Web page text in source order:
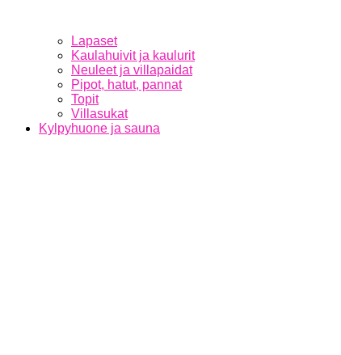
Lapaset
Kaulahuivit ja kaulurit
Neuleet ja villapaidat
Pipot, hatut, pannat
Topit
Villasukat
Kylpyhuone ja sauna